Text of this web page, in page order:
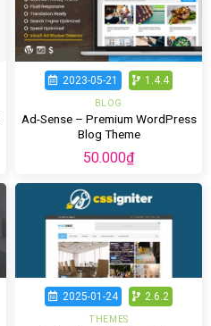
2023-05-21 1.4.4
BLOG
Ad-Sense – Premium WordPress
Blog Theme
50.000₫
2025-01-24 2.6.2
THEMES